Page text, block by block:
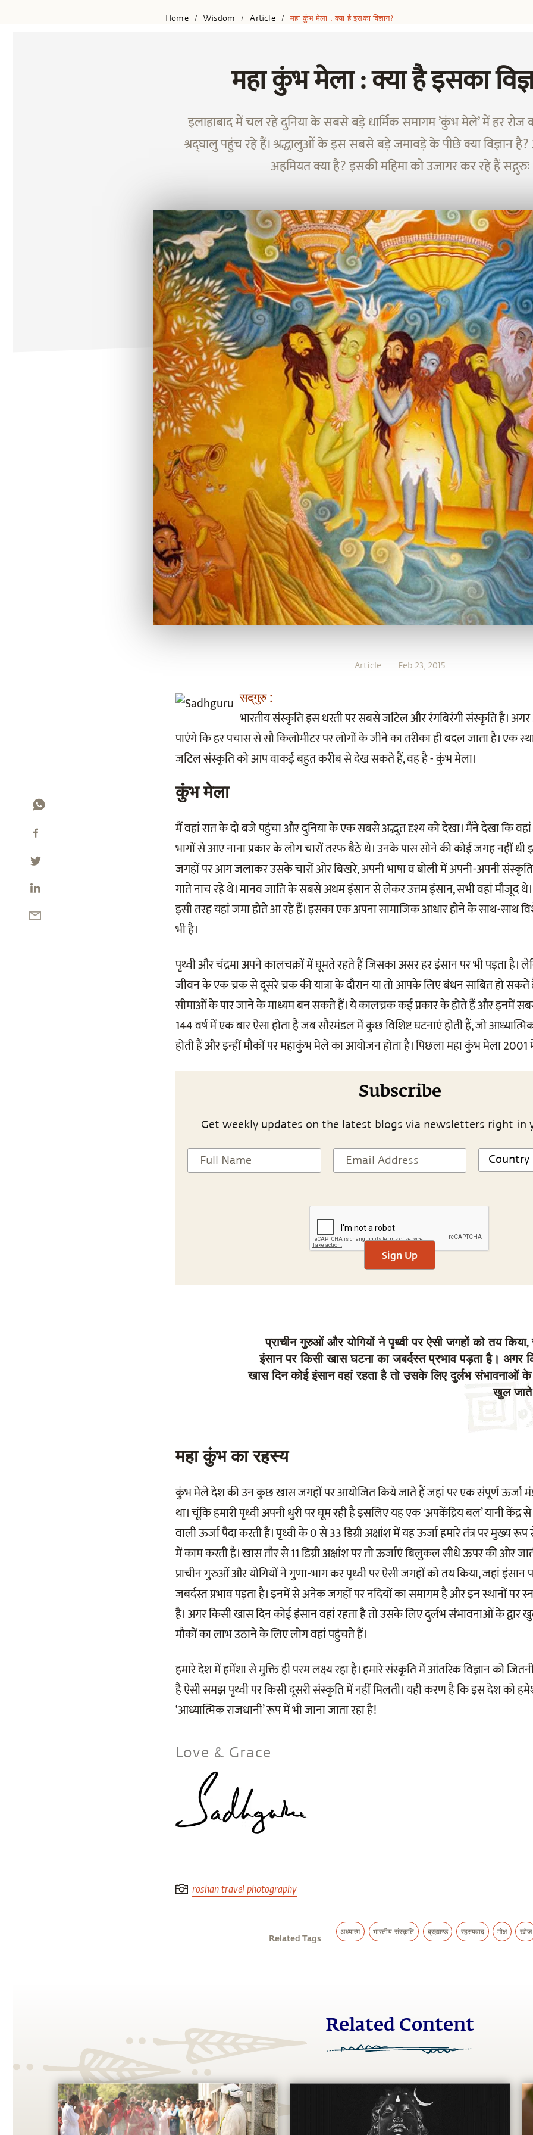
Home / Wisdom / Article / महा कुंभ मेला : क्या है इसका विज्ञान?
महा कुंभ मेला : क्या है इसका
इलाहाबाद में चल रहे दुनिया के सबसे बड़े धार्मिक समागम ’कुंभ मेले’ में हर रोज
श्रद्घालु पहुंच रहे हैं। श्रद्धालुओं के इस सबसे बड़े जमावड़े के पीछे क्या विज्ञान
अहमियत क्या है? इसकी महिमा को उजागर कर रहे हैं सद्गुरुः
Article Feb 23, 2015
सद्‌गुरु :
भारतीय संस्कृति इस धरती पर सबसे जटिल और रंगबिरंगी संस्कृति है।
पाएंगे कि हर पचास से सौ किलोमीटर पर लोगों के जीने का तरीका ही बदल जाता है। एक
जटिल संस्कृति को आप वाकई बहुत करीब से देख सकते हैं, वह है - कुंभ मेला।
कुंभ मेला
मैं वहां रात के दो बजे पहुंचा और दुनिया के एक सबसे अद्भुत दृश्य को देखा। मैंने देखा कि
भागों से आए नाना प्रकार के लोग चारों तरफ बैठे थे। उनके पास सोने की कोई जगह नहीं
जगहों पर आग जलाकर उसके चारों ओर बिखरे, अपनी भाषा व बोली में अपनी-अपनी
गाते नाच रहे थे। मानव जाति के सबसे अधम इंसान से लेकर उत्तम इंसान, सभी वहां मौजूद
इसी तरह यहां जमा होते आ रहे हैं। इसका एक अपना सामाजिक आधार होने के साथ-साथ
भी है।
पृथ्वी और चंद्रमा अपने कालचक्रों में घूमते रहते हैं जिसका असर हर इंसान पर भी पड़ता है।
जीवन के एक च्रक से दूसरे च्रक की यात्रा के दौरान या तो आपके लिए बंधन साबित हो सकते
सीमाओं के पार जाने के माध्यम बन सकते हैं। ये कालच्रक कई प्रकार के होते हैं और इनमें
144 वर्ष में एक बार ऐसा होता है जब सौरमंडल में कुछ विशिष्ट घटनाएं होती हैं, जो
होती हैं और इन्हीं मौकों पर महाकुंभ मेले का आयोजन होता है। पिछला महा कुंभ मेला 2001
Subscribe
Get weekly updates on the latest blogs via newsletters right in
Sign Up
प्राचीन गुरुओं और योगियों ने पृथ्वी पर ऐसी जगहों को तय किया,
इंसान पर किसी खास घटना का जबर्दस्त प्रभाव पड़ता है। अगर
खास दिन कोई इंसान वहां रहता है तो उसके लिए दुर्लभ संभावनाओं के
खुल
महा कुंभ का रहस्य
कुंभ मेले देश की उन कुछ खास जगहों पर आयोजित किये जाते हैं जहां पर एक संपूर्ण ऊर्जा
था। चूंकि हमारी पृथ्वी अपनी धुरी पर घूम रही है इसलिए यह एक 'अपकेंद्रिय बल’ यानी
वाली ऊर्जा पैदा करती है। पृथ्वी के 0 से 33 डिग्री अक्षांश में यह ऊर्जा हमारे तंत्र पर मुख्य
में काम करती है। खास तौर से 11 डिग्री अक्षांश पर तो ऊर्जाएं बिलुकल सीधे ऊपर की ओर
प्राचीन गुरुओं और योगियों ने गुणा-भाग कर पृथ्वी पर ऐसी जगहों को तय किया, जहां इंसान
जबर्दस्त प्रभाव पड़ता है। इनमें से अनेक जगहों पर नदियों का समागम है और इन स्थानों पर
है। अगर किसी खास दिन कोई इंसान वहां रहता है तो उसके लिए दुर्लभ संभावनाओं के द्वार
मौकों का लाभ उठाने के लिए लोग वहां पहुंचते हैं।
‘आध्यात्मिक राजधानी’ रूप में भी जाना जाता रहा है!
Love & Grace
roshan travel photography
Related Tags
भारतीय संस्कृति